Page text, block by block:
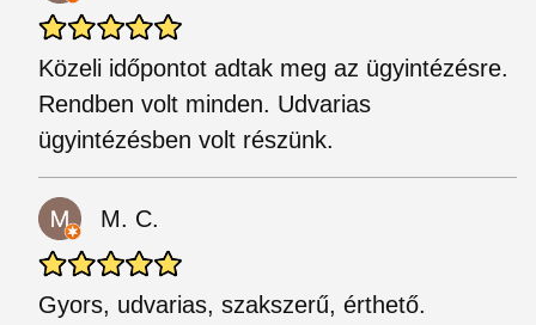
Közeli időpontot adtak meg az ügyintézésre.
Rendben volt minden. Udvarias
ügyintézésben volt részünk.
M. C.
Gyors, udvarias, szakszerű, érthető.